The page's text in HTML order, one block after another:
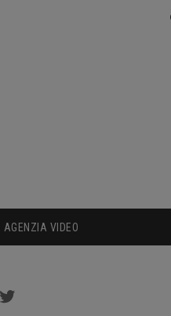
AGENZIA VIDEO